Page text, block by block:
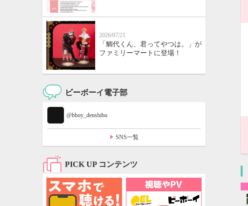
2026/07/21
「鯛代くん、君ってやつは。」が
ファミリーマートに登場！
ビーボーイ電子部
@bboy_denshibu
SNS一覧
PICK UP コンテンツ